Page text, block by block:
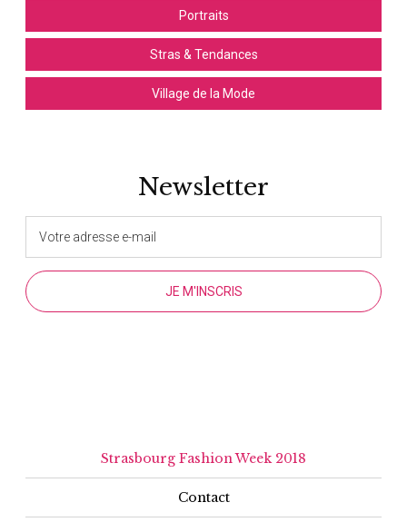
Portraits
Stras & Tendances
Village de la Mode
Newsletter
Strasbourg Fashion Week 2018
Contact